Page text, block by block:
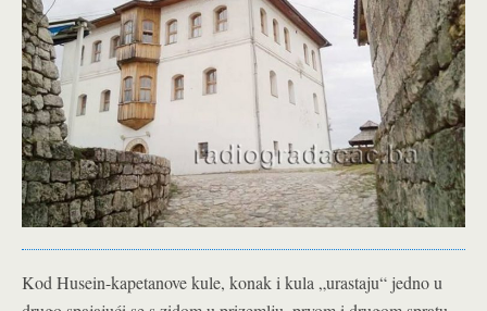
Kod Husein-kapetanove kule, konak i kula „urastaju“ jedno u